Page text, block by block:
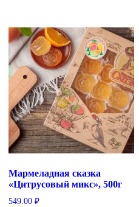
Мармеладная сказка
«Цитрусовый микс», 500г
549.00 ₽